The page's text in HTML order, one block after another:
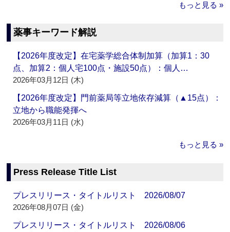
もっと見る »
薬事キーワード解説
【2026年度改定】在宅薬学総合体制加算（加算1：30
点、加算2：個人宅100点・施設50点）：個人…
2026年03月12日 (木)
【2026年度改定】門前薬局等立地依存減算（▲15点）：
立地から職能発揮へ
2026年03月11日 (水)
もっと見る »
Press Release Title List
プレスリリース・タイトルリスト 2026/08/07
2026年08月07日 (金)
プレスリリース・タイトルリスト 2026/08/06